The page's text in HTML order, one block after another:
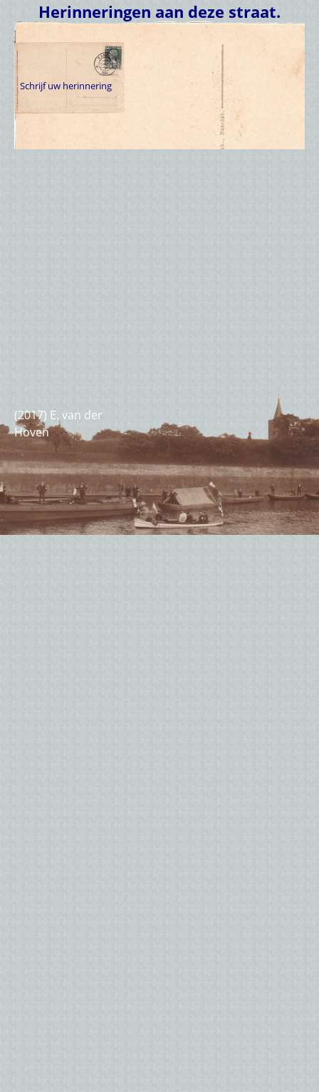
Herinneringen aan deze straat.
Schrijf uw herinnering
(2017) E. van der
Hoven